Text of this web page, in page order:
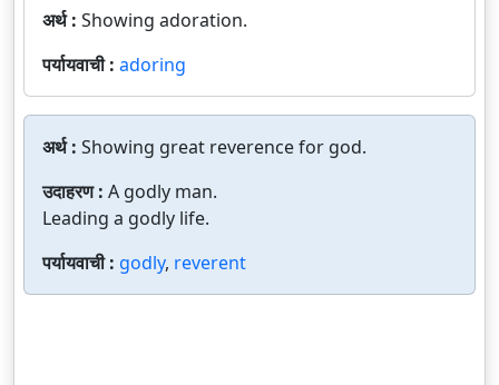
अर्थ : Showing adoration.
पर्यायवाची : adoring
अर्थ : Showing great reverence for god.
उदाहरण : A godly man.
Leading a godly life.
पर्यायवाची : godly, reverent